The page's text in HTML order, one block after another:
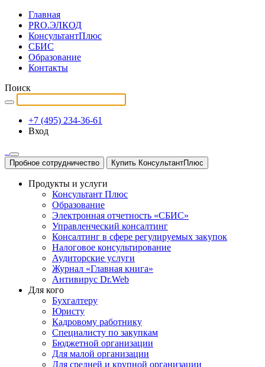
Главная
PRO.ЭЛКОД
КонсультантПлюс
СБИС
Образование
Контакты
Поиск
+7 (495) 234-36-61
Вход
Пробное сотрудничество Купить КонсультантПлюс
Продукты и услуги
Консультант Плюс
Образование
Электронная отчетность «СБИС»
Управленческий консалтинг
Консалтинг в сфере регулируемых закупок
Налоговое консультирование
Аудиторские услуги
Журнал «Главная книга»
Антивирус Dr.Web
Для кого
Бухгалтеру
Юристу
Кадровому работнику
Специалисту по закупкам
Бюджетной организации
Для малой организации
Для средней и крупной организации